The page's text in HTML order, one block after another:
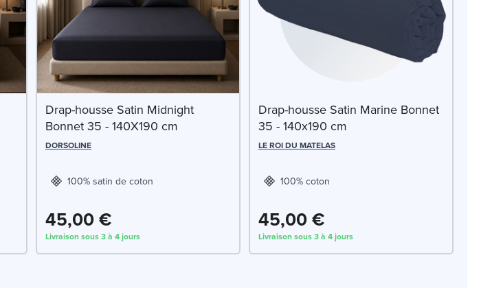
Drap-housse Satin Midnight
Bonnet 35 - 140X190 cm
DORSOLINE
100% satin de coton
45,00 €
Livraison sous 3 à 4 jours
Drap-housse Satin Marine Bonnet
35 - 140x190 cm
LE ROI DU MATELAS
100% coton
45,00 €
Livraison sous 3 à 4 jours